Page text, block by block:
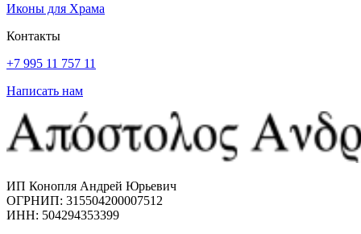
Иконы для Храма
Контакты
+7 995 11 757 11
Написать нам
ИП Конопля Андрей Юрьевич
ОГРНИП: 315504200007512
ИНН: 504294353399